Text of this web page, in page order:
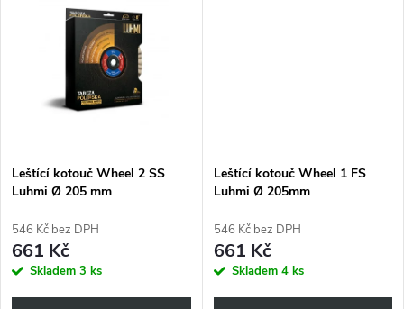
Leštící kotouč Wheel 2 SS
Luhmi Ø 205 mm
546 Kč bez DPH
661 Kč
Skladem 3 ks
Leštící kotouč Wheel 1 FS
Luhmi Ø 205mm
546 Kč bez DPH
661 Kč
Skladem 4 ks